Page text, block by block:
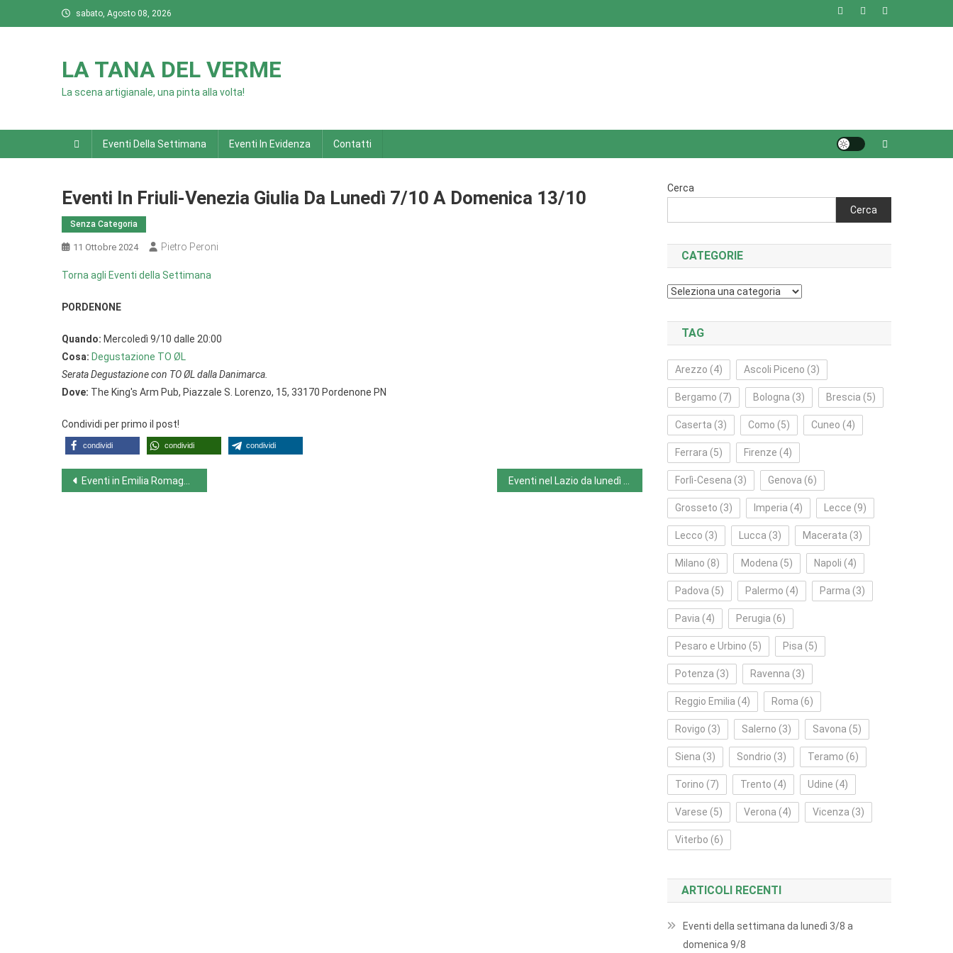
to
sabato, Agosto 08, 2026
LA TANA DEL VERME
La scena artigianale, una pinta alla volta!
Eventi Della Settimana Eventi In Evidenza Contatti
Eventi In Friuli-Venezia Giulia Da Lunedì 7/10 A Domenica 13/10
Senza Categoria
11 Ottobre 2024 Pietro Peroni
Torna agli Eventi della Settimana
PORDENONE
Quando: Mercoledì 9/10 dalle 20:00
Cosa: Degustazione TO ØL
Serata Degustazione con TO ØL dalla Danimarca.
Dove: The King's Arm Pub, Piazzale S. Lorenzo, 15, 33170 Pordenone PN
Condividi per primo il post!
condividi condividi condividi
Navigazione
Eventi in Emilia Romagna da lunedì 7/10 a domenica 13/10
Cerca
Cerca
CATEGORIE
Categorie
TAG
Arezzo (4) Ascoli Piceno (3)
Bergamo (7) Bologna (3) Brescia (5)
Caserta (3) Como (5) Cuneo (4)
Ferrara (5) Firenze (4)
Forlì‑Cesena (3) Genova (6)
Grosseto (3) Imperia (4) Lecce (9)
Lecco (3) Lucca (3) Macerata (3)
Milano (8) Modena (5) Napoli (4)
Padova (5) Palermo (4) Parma (3)
Pavia (4) Perugia (6)
Pesaro e Urbino (5) Pisa (5)
Potenza (3) Ravenna (3)
Reggio Emilia (4) Roma (6)
Rovigo (3) Salerno (3) Savona (5)
Siena (3) Sondrio (3) Teramo (6)
Torino (7) Trento (4) Udine (4)
Varese (5) Verona (4) Vicenza (3)
Viterbo (6)
ARTICOLI RECENTI
Eventi della settimana da lunedì 3/8 a
domenica 9/8